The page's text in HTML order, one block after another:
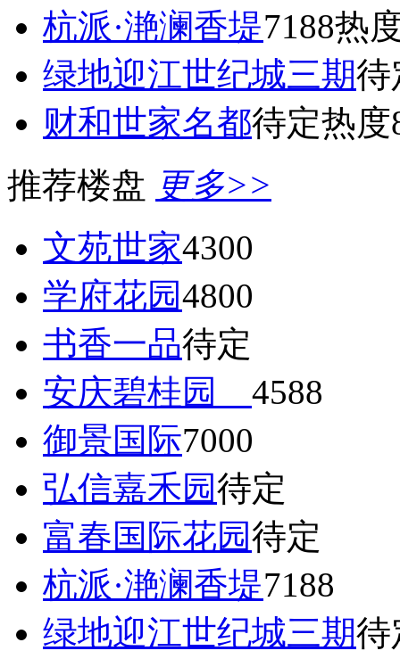
杭派·滟澜香堤7188热
绿地迎江世纪城三期待
财和世家名都待定热度
推荐楼盘 更多>>
文苑世家4300
学府花园4800
书香一品待定
安庆碧桂园 4588
御景国际7000
弘信嘉禾园待定
富春国际花园待定
杭派·滟澜香堤7188
绿地迎江世纪城三期待